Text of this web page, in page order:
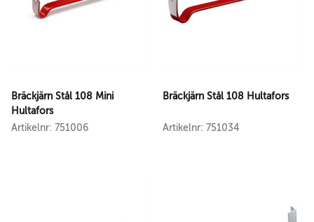
Bräckjärn Stål 108 Mini
Hultafors
Artikelnr: 751006
Bräckjärn Stål 108 Hultafors
Artikelnr: 751034